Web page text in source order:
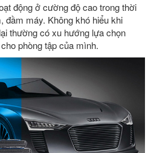
động ở cường độ cao trong thời
đầm máy. Không khó hiểu khi
thường có xu hướng lựa chọn
phòng tập của mình.